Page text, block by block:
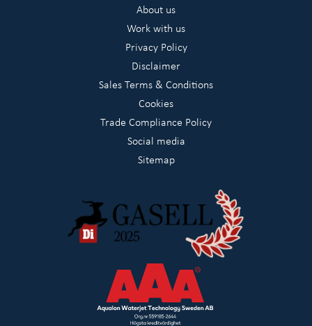
About us
Work with us
Privacy Policy
Disclaimer
Sales Terms & Conditions
Cookies
Trade Compliance Policy
Social media
Sitemap